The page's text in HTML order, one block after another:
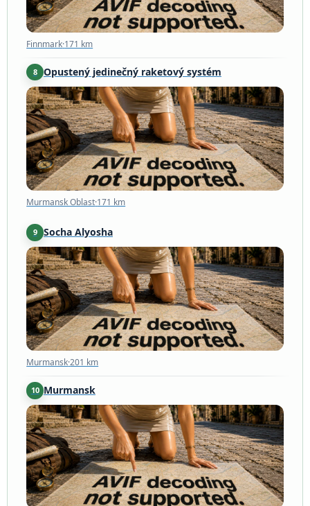
Finnmark·171 km
8 Opustený jedinečný raketový systém
Murmansk Oblast·171 km
Murmansk Oblast·171 km
9 Socha Alyosha
Murmansk·201 km
Murmansk·201 km
10 Murmansk
Murmansk·203 km